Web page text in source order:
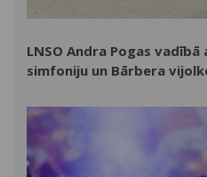
LNSO Andra Pogas
simfoniju un Bārbera